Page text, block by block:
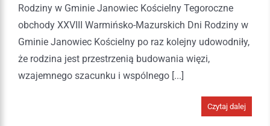
Rodziny w Gminie Janowiec Kościelny Tegoroczne
obchody XXVIII Warmińsko-Mazurskich Dni Rodziny w
Gminie Janowiec Kościelny po raz kolejny udowodniły,
że rodzina jest przestrzenią budowania więzi,
wzajemnego szacunku i wspólnego [...]
Czytaj dalej